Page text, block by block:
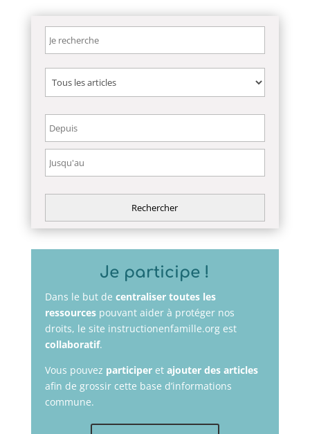
Je participe !
Dans le but de centraliser toutes les
ressourcespouvant aider à protéger nos
droits, le site instructionenfamille.org est
collaboratif.
Vous pouvez participeret ajouter des articles
afin de grossir cette base d’informations
commune.